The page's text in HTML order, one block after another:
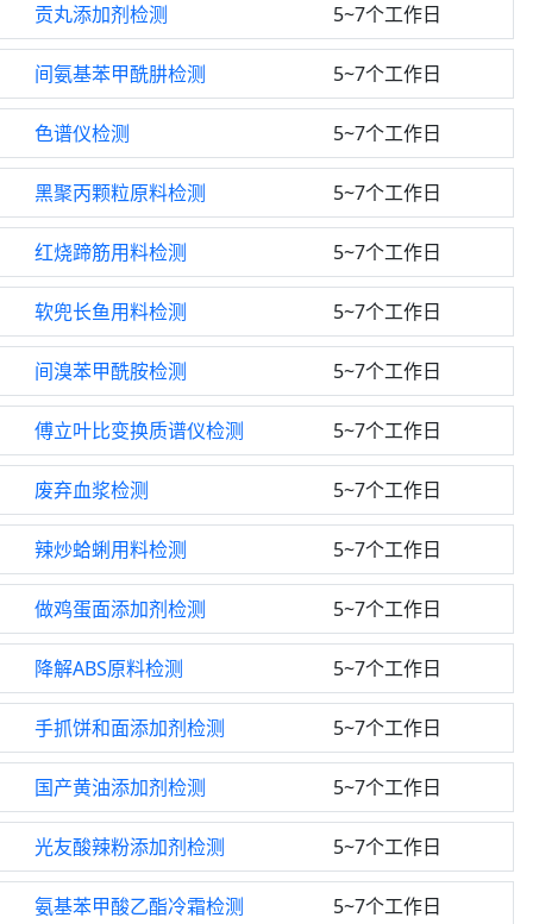
贡丸添加剂检测 5~7个工作日
间氨基苯甲酰肼检测 5~7个工作日
色谱仪检测 5~7个工作日
黑聚丙颗粒原料检测 5~7个工作日
红烧蹄筋用料检测 5~7个工作日
软兜长鱼用料检测 5~7个工作日
间溴苯甲酰胺检测 5~7个工作日
傅立叶比变换质谱仪检测 5~7个工作日
废弃血浆检测 5~7个工作日
辣炒蛤蜊用料检测 5~7个工作日
做鸡蛋面添加剂检测 5~7个工作日
降解ABS原料检测 5~7个工作日
手抓饼和面添加剂检测 5~7个工作日
国产黄油添加剂检测 5~7个工作日
光友酸辣粉添加剂检测 5~7个工作日
氨基苯甲酸乙酯冷霜检测 5~7个工作日